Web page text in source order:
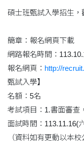
碩士班甄試入學招生，
簡章：報名網頁下載
網路報名時間：
報名網頁： http://
甄試入學】
名額：5名
考試項目：1.書面審查
面試時間：113.11.16(
（資料如有更動以本校